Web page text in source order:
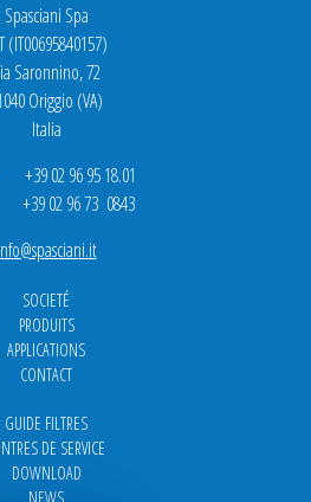
Spasciani Spa
(IT00695840157)
Saronnino, 72
Origgio (VA)
Italia
+39 02 96 95 18.01
02 96 73 0843
SOCIETÉ
PRODUITS
APPLICATIONS
CONTACT
GUIDE FILTRES
DE SERVICE
DOWNLOAD